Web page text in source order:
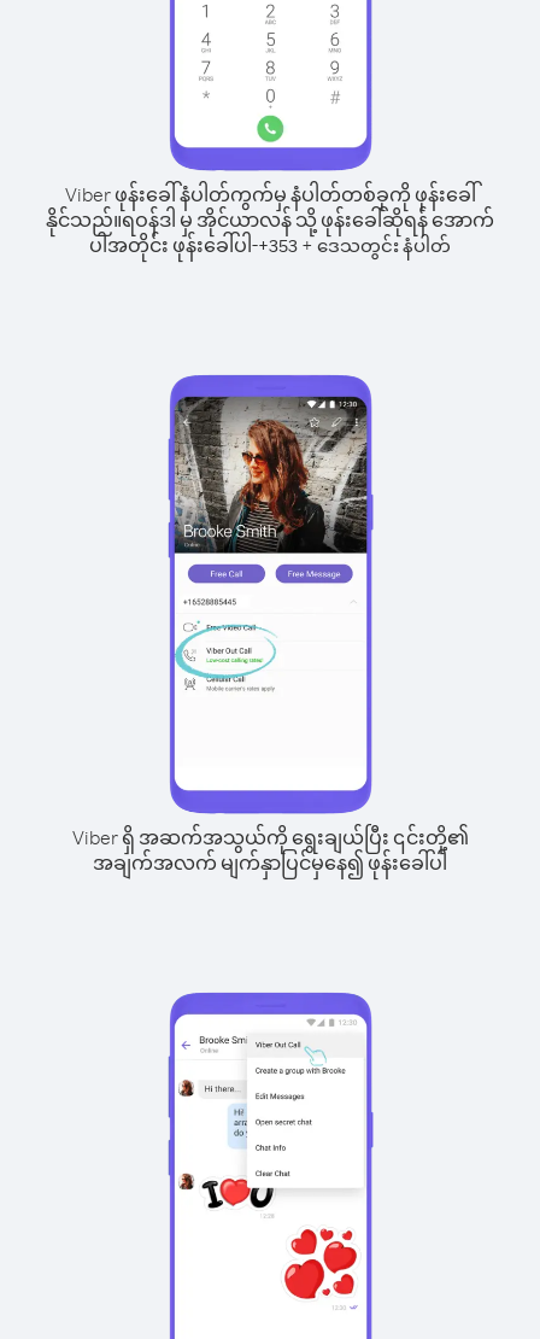
Viber ဖုန်းခေါ်နံပါတ်ကွက်မှ နံပါတ်တစ်ခုကို ဖုန်းခေါ်
နိုင်သည်။ရဝန်ဒါ မှ အိုင်ယာလန် သို့ ဖုန်းခေါ်ဆိုရန် အောက်
ပါအတိုင်း ဖုန်းခေါ်ပါ-+353 +ဒေသတွင်း နံပါတ်
Viber ရှိ အဆက်အသွယ်ကို ရွေးချယ်ပြီး ၎င်းတို့၏
အချက်အလက် မျက်နှာပြင်မှနေ၍ ဖုန်းခေါ်ပါ